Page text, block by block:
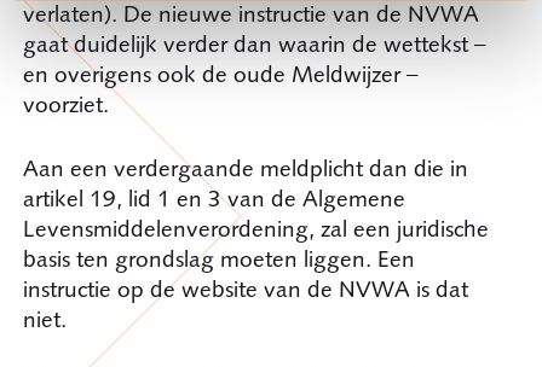
verlaten). De nieuwe instructie van de NVWA
gaat duidelijk verder dan waarin de wettekst –
en overigens ook de oude Meldwijzer –
voorziet.
Aan een verdergaande meldplicht dan die in
artikel 19, lid 1 en 3 van de Algemene
Levensmiddelenverordening, zal een juridische
basis ten grondslag moeten liggen. Een
instructie op de website van de NVWA is dat
niet.